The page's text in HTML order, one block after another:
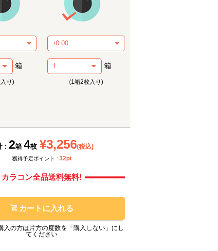
箱
り)
箱
(1箱2枚入り)
: 2箱 4枚 ¥3,256(税込)
獲得予定ポイント : 32pt
カラコン全品送料無料!
カートに入れる
の方は片方の度数を「購入しない」にし
てください